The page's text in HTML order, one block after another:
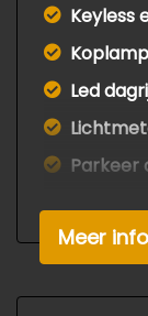
Keyless
Led
Parkeer
Meer